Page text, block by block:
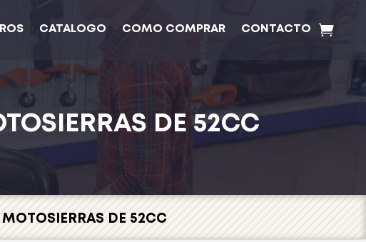
CATALOGO COMO COMPRAR CONTACTO
DE 52CC
DE 52CC